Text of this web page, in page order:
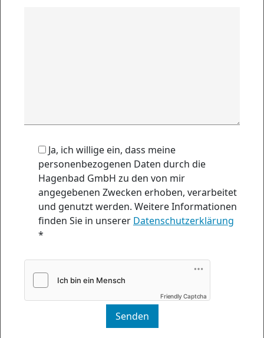
Ja, ich willige ein, dass meine
personenbezogenen Daten durch die
Hagenbad GmbH zu den von mir
angegebenen Zwecken erhoben, verarbeitet
und genutzt werden. Weitere Informationen
finden Sie in unserer Datenschutzerklärung
*
Friendly Captcha
Senden